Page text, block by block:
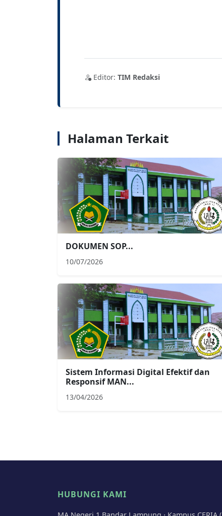
Editor: TIM Redaksi
Halaman Terkait
DOKUMEN SOP...
10/07/2026
Sistem Informasi Digital Efektif dan
Responsif MAN...
13/04/2026
HUBUNGI KAMI